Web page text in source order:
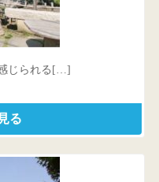
じられる[…]
る